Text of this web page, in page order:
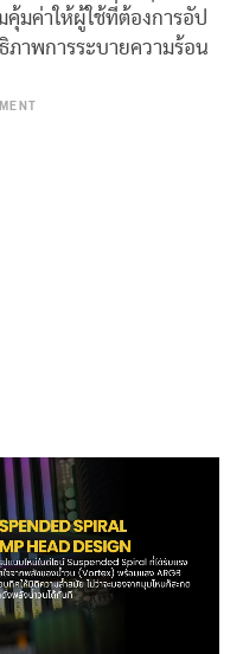
มค่าให้ผู้ใช้ที่ต้องการอัป
ภาพการระบายความร้อน